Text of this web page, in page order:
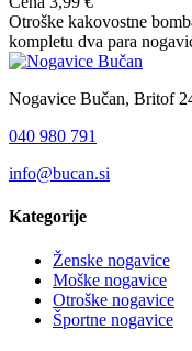
Otroške kakovostne
kompletu dva para
Nogavice Bučan, Britof
040 980 791
info@bucan.si
Kategorije
Ženske nogavice
Moške nogavice
Otroške nogavice
Športne nogavice